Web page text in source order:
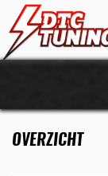
OVERZICHT